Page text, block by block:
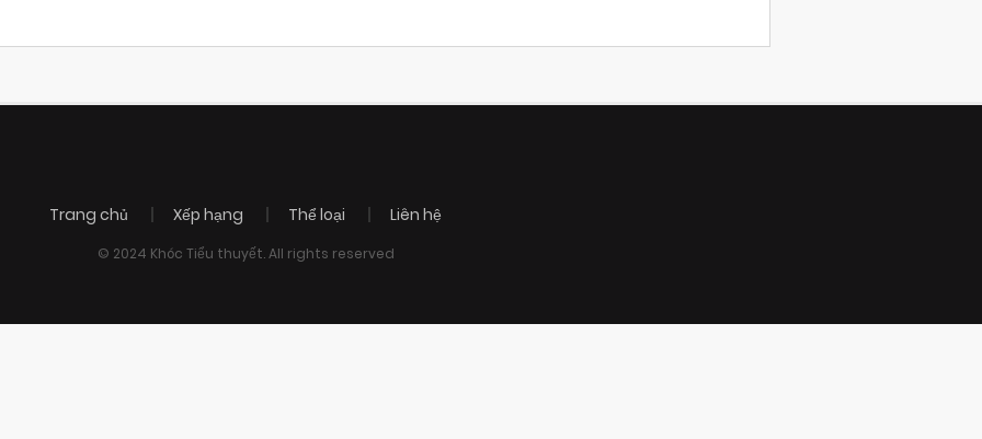
Trang chủ Xếp hạng Thể loại Liên hệ
© 2024 Khóc Tiểu thuyết. All rights reserved